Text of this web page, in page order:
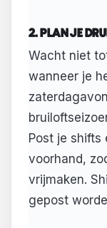
2. PLAN JE
Wacht niet
wanneer je
Post je shifts
voorhand,
vrijmaken.
gepost